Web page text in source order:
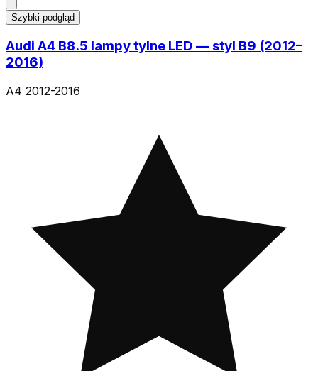
Szybki podgląd
Audi A4 B8.5 lampy tylne LED — styl B9 (2012–
2016)
A4 2012-2016